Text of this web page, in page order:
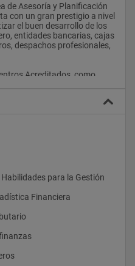
de Asesoría y Planificación
con un gran prestigio a nivel
el buen desarrollo de los
entidades bancarias, cajas
despachos profesionales,
Acreditados, como
Profesionales para ejercer
aptitudes y capacidades
Bloques.
Financiero ha sido
EFPA para responder a las
del Título de Asesor
tal organismo.
para la Gestión
Financiera